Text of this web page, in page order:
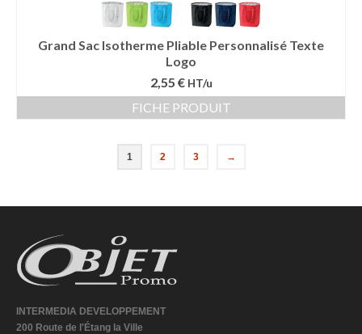
Grand Sac Isotherme Pliable Personnalisé Texte
Logo
2,55 € HT/u
FICHE PRODUIT
1 2 3 →
INTERMEDIA DEVELOPPEMENT
200 Route de l'Étang la Ville